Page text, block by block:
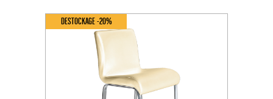
DESTOCKAGE -20%